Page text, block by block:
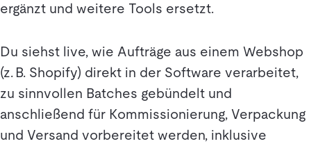
ergänzt und weitere Tools ersetzt.
Du siehst live, wie Aufträge aus einem Webshop
(z. B. Shopify) direkt in der Software verarbeitet,
zu sinnvollen Batches gebündelt und
anschließend für Kommissionierung, Verpackung
und Versand vorbereitet werden, inklusive